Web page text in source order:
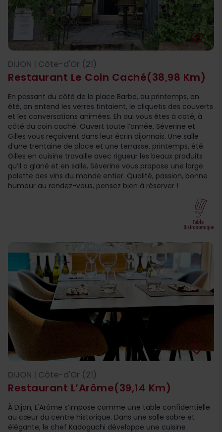
Restaurant Le Coin Caché(38,98 Km)
favorite_border
DIJON | Côte-d'Or (21)
En passant du côté de la place Barbe, au printemps, en
été, on entend les verres tintaient, le cliquetis des couverts
et les conversations animées. Eh oui vous êtes à coté, à
côté du coin caché. Ouvert toute l’année, Séverine et
Gilles vous reçoivent dans leur écrin dijonnais. Une salle
d’une trentaine de place et une terrasse, printemps, été.
Gilles en cuisine travaille avec rigueur les beaux produits
qu’il a glané et en salle, Séverine vous propose une large
palette des vins du monde entier. Qualité, passion, bonne
humeur au rendez-vous, pensez bien à réserver !
Restaurant L’Arôme(39,14 Km)
favorite_border
DIJON | Côte-d'Or (21)
À Dijon, L'Arôme s’impose comme une table confidentielle
au cœur du centre historique. Dans une salle sobre et
élégante, le chef Kadoguchi développe une cuisine